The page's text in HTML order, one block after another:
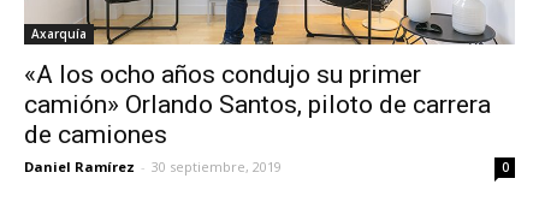
Axarquía
«A los ocho años condujo su primer
camión» Orlando Santos, piloto de carrera
de camiones
Daniel Ramírez - 30 septiembre, 2019 0